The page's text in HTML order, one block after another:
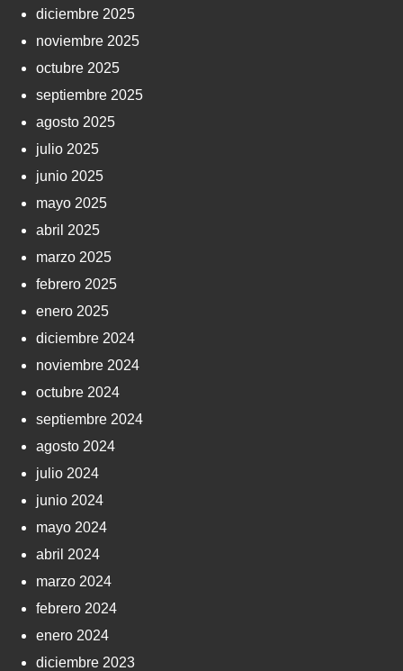
diciembre 2025
noviembre 2025
octubre 2025
septiembre 2025
agosto 2025
julio 2025
junio 2025
mayo 2025
abril 2025
marzo 2025
febrero 2025
enero 2025
diciembre 2024
noviembre 2024
octubre 2024
septiembre 2024
agosto 2024
julio 2024
junio 2024
mayo 2024
abril 2024
marzo 2024
febrero 2024
enero 2024
diciembre 2023